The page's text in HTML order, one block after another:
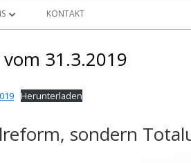
ZÜRICH»
KONTAKT
31.3.2019
Herunterladen
sondern